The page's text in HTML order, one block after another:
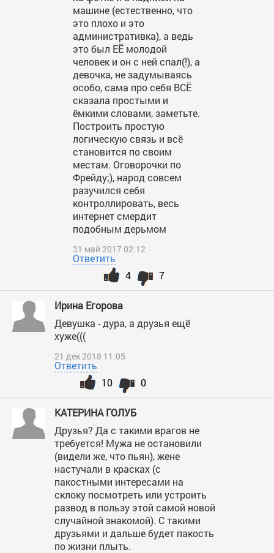
машине (естественно, что
это плохо и это
административка), а ведь
это был ЕЁ молодой
человек и он с ней спал(!), а
девочка, не задумываясь
особо, сама про себя ВСЁ
сказала простыми и
ёмкими словами, заметьте.
Построить простую
логическую связь и всё
становится по своим
местам. Оговорочки по
Фрейду;), народ совсем
разучился себя
контроллировать, весь
интернет смердит
подобным дерьмом
31 май 2017 02:12
Ответить
7
4
Ирина Егорова
Девушка - дура, а друзья ещё
хуже(((
21 дек 2018 11:05
Ответить
0
10
КАТЕРИНА ГОЛУБ
Друзья? Да с такими врагов не
требуется! Мужа не остановили
(видели же, что пьян), жене
настучали в красках (с
пакостными интересами на
склоку посмотреть или устроить
развод в пользу этой самой новой
случайной знакомой). С такими
друзьями и дальше будет пакость
по жизни плыть.